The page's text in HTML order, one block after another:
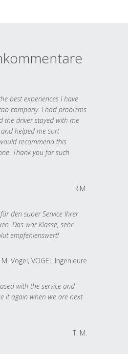
best experiences I have
company. I had problems
the driver stayed with me
helped me sort
recommend this
Thank you for such
R.M.
den super Service Ihrer
Das war Klasse, sehr
empfehlenswert!
M. Vogel, VOGEL Ingenieure
with the service and
it again when we are next
T. M.